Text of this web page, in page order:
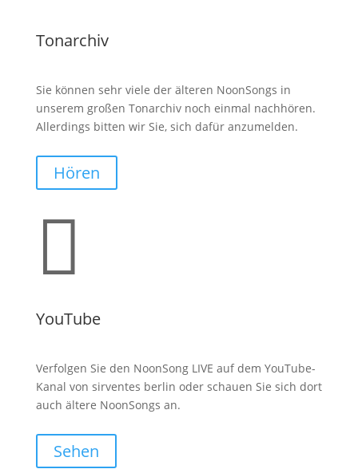
Tonarchiv
Sie können sehr viele der älteren NoonSongs in
unserem großen Tonarchiv noch einmal nachhören.
Allerdings bitten wir Sie, sich dafür anzumelden.
Hören

YouTube
Verfolgen Sie den NoonSong LIVE auf dem YouTube-
Kanal von sirventes berlin oder schauen Sie sich dort
auch ältere NoonSongs an.
Sehen